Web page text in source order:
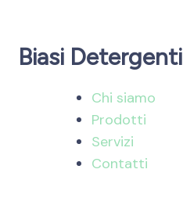
Biasi Detergenti
Chi siamo
Prodotti
Servizi
Contatti